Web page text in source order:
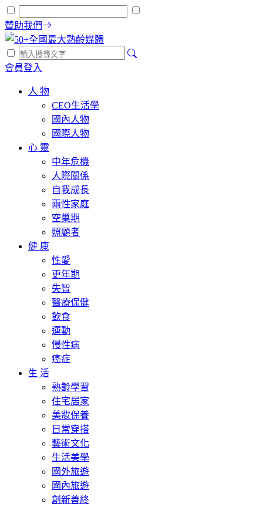
贊助我們
會員登入
人 物
CEO生活學
國內人物
國際人物
心 靈
中年危機
人際關係
自我成長
兩性家庭
空巢期
照顧者
健 康
性愛
更年期
失智
醫療保健
飲食
運動
慢性病
癌症
生 活
熟齡學習
住宅居家
美妝保養
日常穿搭
藝術文化
生活美學
國外旅遊
國內旅遊
創新善終